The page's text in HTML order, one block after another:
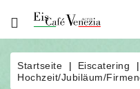
Über
Uns
Produkte
Startseite Eiscatering
Hochzeit/Jubiläum/